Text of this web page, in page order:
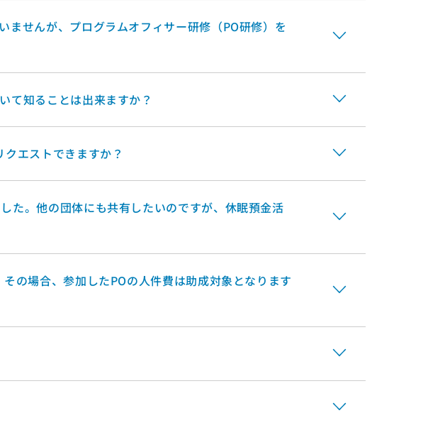
ませんが、プログラムオフィサー研修（PO研修）を
て知ることは出来ますか？
エストできますか？
た。他の団体にも共有したいのですが、休眠預金活
の場合、参加したPOの人件費は助成対象となります